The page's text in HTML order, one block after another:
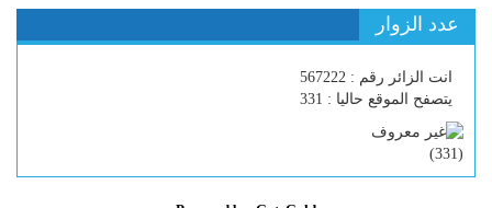
عدد الزوار
انت الزائر رقم : 567222
يتصفح الموقع حاليا : 331
(
331
)